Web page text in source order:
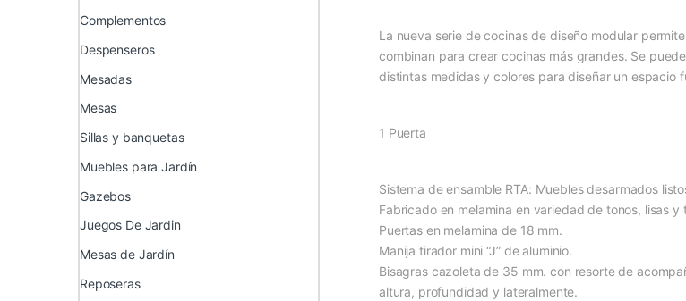
La nueva serie de cocinas de diseño modular
combinan para crear cocinas más grandes. Se
distintas medidas y colores para diseñar un espacio
1 Puerta
Sistema de ensamble RTA: Muebles desarmados
Fabricado en melamina en variedad de tonos, lisas y
Puertas en melamina de 18 mm.
Manija tirador mini “J” de aluminio.
Bisagras cazoleta de 35 mm. con resorte de
altura, profundidad y lateralmente.
Complementos
Despenseros
Mesadas
Mesas
Sillas y banquetas
Muebles para Jardín
Gazebos
Juegos De Jardin
Mesas de Jardín
Reposeras